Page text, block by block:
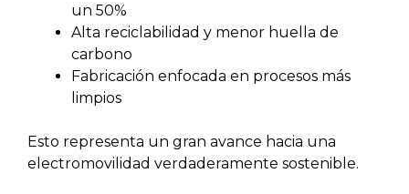
un 50%
Alta reciclabilidad y menor huella de
carbono
Fabricación enfocada en procesos más
limpios
Esto representa un gran avance hacia una
electromovilidad verdaderamente sostenible.